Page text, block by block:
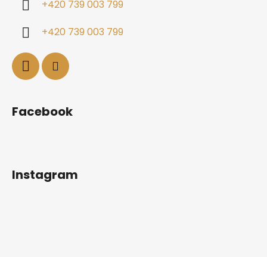
+420 739 003 799
+420 739 003 799
Facebook
Instagram